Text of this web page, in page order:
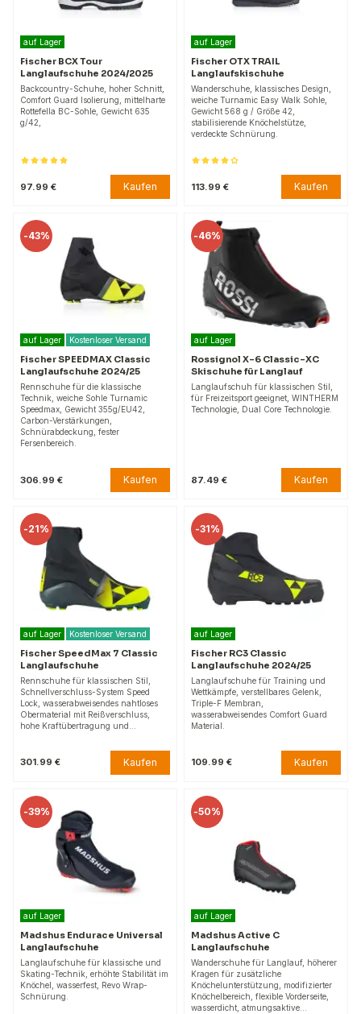
auf Lager
Fischer BCX Tour
Langlaufschuhe 2024/2025
Backcountry-Schuhe, hoher Schnitt,
Comfort Guard Isolierung, mittelharte
Rottefella BC-Sohle, Gewicht 635
g/42,
97.99 € Kaufen
auf Lager
Fischer OTX TRAIL
Langlaufskischuhe
Wanderschuhe, klassisches Design,
weiche Turnamic Easy Walk Sohle,
Gewicht 568 g / Größe 42,
stabilisierende Knöchelstütze,
verdeckte Schnürung.
113.99 € Kaufen
-43%
auf Lager Kostenloser Versand
Fischer SPEEDMAX Classic
Langlaufschuhe 2024/25
Rennschuhe für die klassische
Technik, weiche Sohle Turnamic
Speedmax, Gewicht 355g/EU42,
Carbon-Verstärkungen,
Schnürabdeckung, fester
Fersenbereich.
306.99 € Kaufen
-46%
auf Lager
Rossignol X-6 Classic-XC
Skischuhe für Langlauf
Langlaufschuh für klassischen Stil,
für Freizeitsport geeignet, WINTHERM
Technologie, Dual Core Technologie.
87.49 € Kaufen
-21%
auf Lager Kostenloser Versand
Fischer SpeedMax 7 Classic
Langlaufschuhe
Rennschuhe für klassischen Stil,
Schnellverschluss-System Speed
Lock, wasserabweisendes nahtloses
Obermaterial mit Reißverschluss,
hohe Kraftübertragung und…
301.99 € Kaufen
-31%
auf Lager
Fischer RC3 Classic
Langlaufschuhe 2024/25
Langlaufschuhe für Training und
Wettkämpfe, verstellbares Gelenk,
Triple-F Membran,
wasserabweisendes Comfort Guard
Material.
109.99 € Kaufen
-39%
auf Lager
Madshus Endurace Universal
Langlaufschuhe
Langlaufschuhe für klassische und
Skating-Technik, erhöhte Stabilität im
Knöchel, wasserfest, Revo Wrap-
Schnürung.
-50%
auf Lager
Madshus Active C
Langlaufschuhe
Wanderschuhe für Langlauf, höherer
Kragen für zusätzliche
Knöchelunterstützung, modifizierter
Knöchelbereich, flexible Vorderseite,
wasserdicht, atmungsaktive…